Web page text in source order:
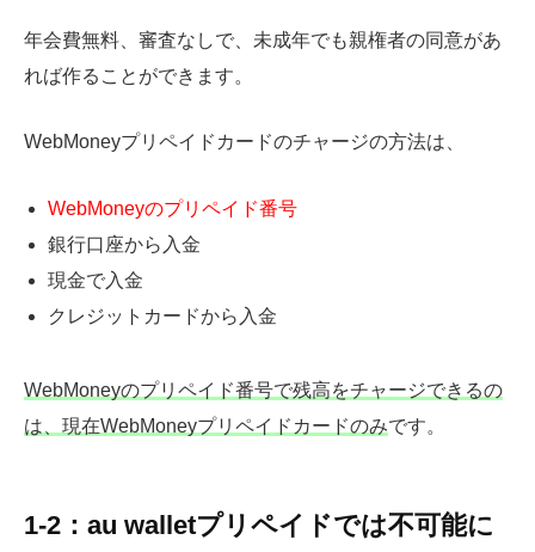
年会費無料、審査なしで、未成年でも親権者の同意があ
れば作ることができます。
WebMoneyプリペイドカードのチャージの方法は、
WebMoneyのプリペイド番号
銀行口座から入金
現金で入金
クレジットカードから入金
WebMoneyのプリペイド番号で残高をチャージできるの
は、現在WebMoneyプリペイドカードのみです。
1-2： au walletプリペイドでは不可能に